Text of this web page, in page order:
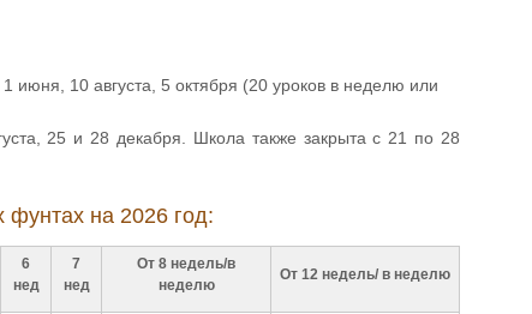
июня, 10 августа, 5 октября (20 уроков в неделю или
25 и 28 декабря. Школа также закрыта с 21 по 28
фунтах на 2026 год:
6
нед
7
нед
От 8 недель/в
неделю
От 12 недель/ в неделю